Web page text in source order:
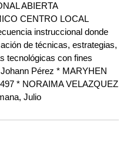
ABIERTA
CENTRO LOCAL
instruccional donde
de técnicas, estrategias,
tecnológicas con fines
Pérez * MARYHEN
* NORAIMA VELAZQUEZ
Julio